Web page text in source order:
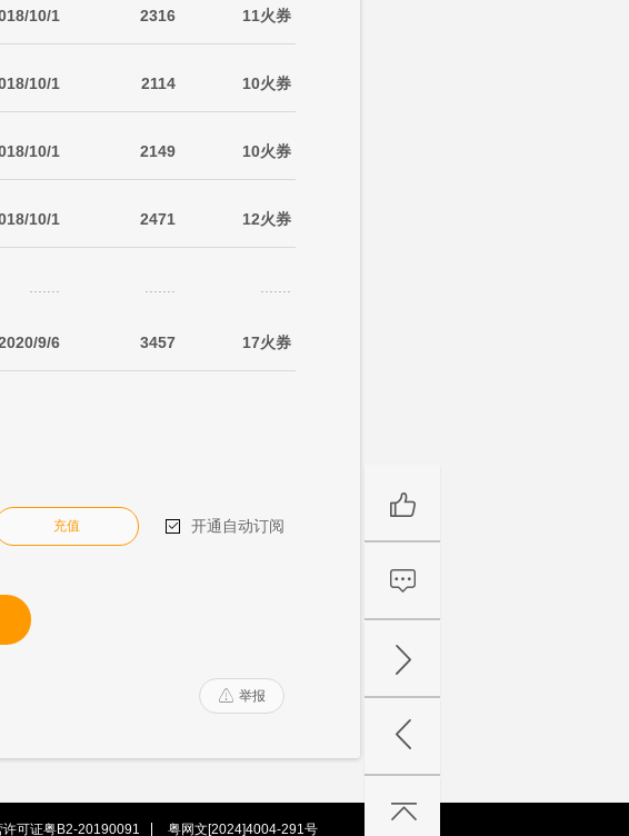
10/1 2316 11火券
10/1 2114 10火券
10/1 2149 10火券
10/1 2471 12火券
9/6 3457 17火券
充值  开通自动订阅
 举报
可证粤B2-20190091 粤网文[2024]4004-291号